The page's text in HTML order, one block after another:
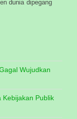
dunia dipegang
Wujudkan
Kebijakan Publik